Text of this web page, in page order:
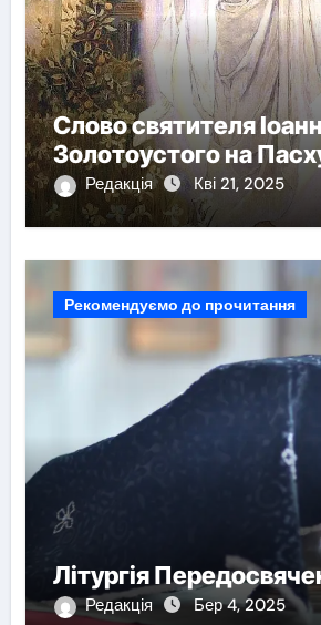
Слово святителя
Золотоустого на
Редакція Кві 21, 2025
Рекомендуємо до прочитання
Літургія
Редакція Бер 4, 2025